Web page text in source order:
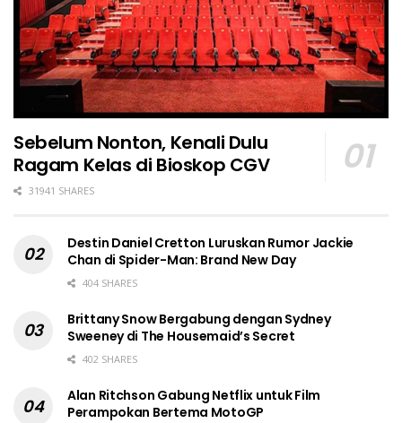
Sebelum Nonton, Kenali Dulu
Ragam Kelas di Bioskop CGV
31941 SHARES
Destin Daniel Cretton Luruskan Rumor Jackie
Chan di Spider-Man: Brand New Day
404 SHARES
Brittany Snow Bergabung dengan Sydney
Sweeney di The Housemaid’s Secret
402 SHARES
Alan Ritchson Gabung Netflix untuk Film
Perampokan Bertema MotoGP